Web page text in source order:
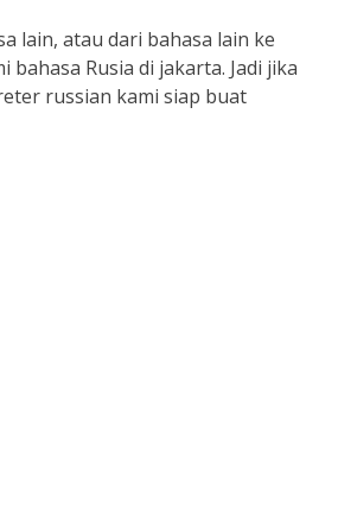
lain, atau dari bahasa lain ke
bahasa Rusia di jakarta. Jadi jika
russian kami siap buat